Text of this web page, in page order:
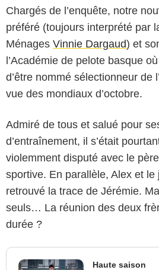
Chargés de l’enquête, notre
préféré (toujours interprété par
Ménages Vinnie Dargaud) et
l’Académie de pelote basque
d’être nommé sélectionneur de
vue des mondiaux d’octobre.
Admiré de tous et salué pour
d’entraînement, il s’était
violemment disputé avec le
sportive. En parallèle, Alex et le
retrouvé la trace de Jérémie.
seuls… La réunion des deux
durée ?
Haute saison